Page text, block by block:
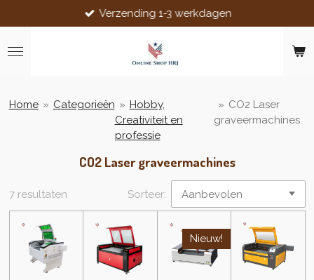
direct
naar
de
Verzending 1-3 werkdagen
Home » Categorieën » Hobby,
Creativiteit en
professie
» CO2 Laser
graveermachines
CO2 Laser graveermachines
7 resultaten Sorteer:
Nieuw!